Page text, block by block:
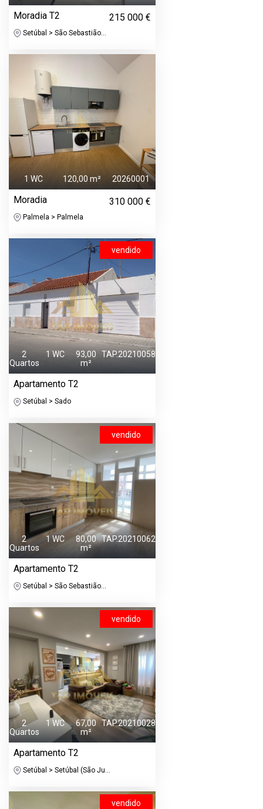
Moradia T2 215 000 €
Setúbal > São Sebastião...
1 WC 120,00 m² 20260001
Moradia 310 000 €
Palmela > Palmela
vendido
2
Quartos
1 WC
93,00
m²
TAP.20210058
Apartamento T2
Setúbal > Sado
vendido
2
Quartos
1 WC
80,00
m²
TAP.20210062
Apartamento T2
Setúbal > São Sebastião...
vendido
2
Quartos
1 WC
67,00
m²
TAP.20210028
Apartamento T2
Setúbal > Setúbal (São Ju...
vendido